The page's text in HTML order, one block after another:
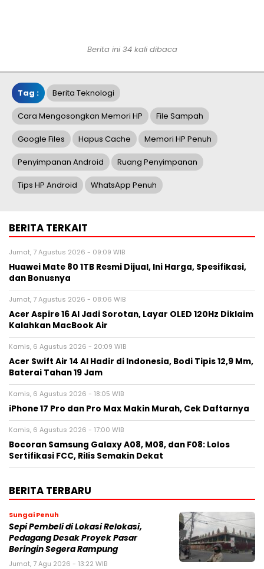
Berita ini 34 kali dibaca
Tag : Berita Teknologi
Cara Mengosongkan Memori HP File Sampah
Google Files Hapus Cache Memori HP Penuh
Penyimpanan Android Ruang Penyimpanan
Tips HP Android WhatsApp Penuh
BERITA TERKAIT
Jumat, 7 Agustus 2026 - 09:09 WIB
Huawei Mate 80 1TB Resmi Dijual, Ini Harga, Spesifikasi,
dan Bonusnya
Jumat, 7 Agustus 2026 - 08:06 WIB
Acer Aspire 16 AI Jadi Sorotan, Layar OLED 120Hz Diklaim
Kalahkan MacBook Air
Kamis, 6 Agustus 2026 - 20:09 WIB
Acer Swift Air 14 AI Hadir di Indonesia, Bodi Tipis 12,9 Mm,
Baterai Tahan 19 Jam
Kamis, 6 Agustus 2026 - 18:05 WIB
iPhone 17 Pro dan Pro Max Makin Murah, Cek Daftarnya
Kamis, 6 Agustus 2026 - 17:00 WIB
Bocoran Samsung Galaxy A08, M08, dan F08: Lolos
Sertifikasi FCC, Rilis Semakin Dekat
BERITA TERBARU
Sungai Penuh
Sepi Pembeli di Lokasi Relokasi,
Pedagang Desak Proyek Pasar
Beringin Segera Rampung
Jumat, 7 Agu 2026 - 13:22 WIB